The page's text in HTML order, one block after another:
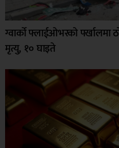
ग्वार्को फ्लाईओभरको
मृत्यु, १० घाइते